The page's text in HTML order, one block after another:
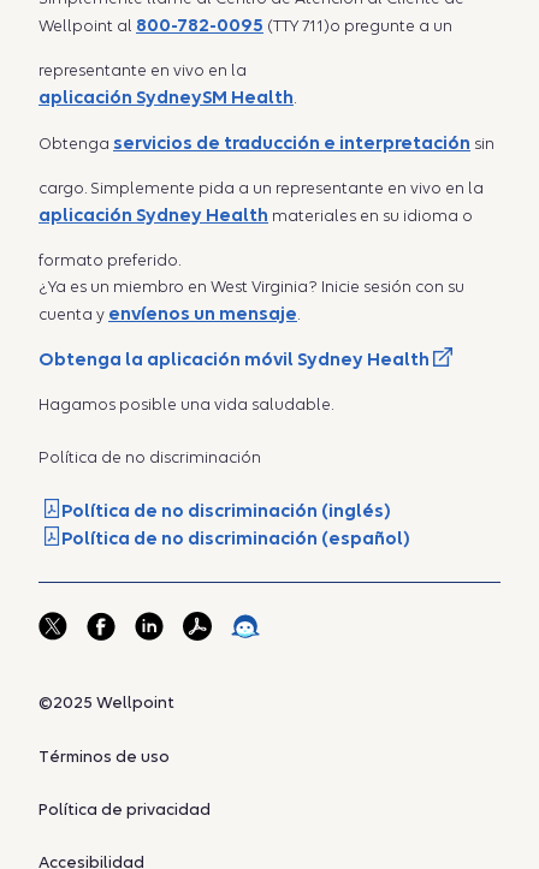
Wellpoint al 800-782-0095 (TTY 711)o pregunte a un
representante en vivo en la
aplicación SydneySM Health.
Obtenga servicios de traducción e interpretación sin
cargo. Simplemente pida a un representante en vivo en la
aplicación Sydney Health materiales en su idioma o
formato preferido.
¿Ya es un miembro en West Virginia? Inicie sesión con su
cuenta y envíenos un mensaje.
Obtenga la aplicación móvil Sydney Health
Hagamos posible una vida saludable.
Política de no discriminación
Política de no discriminación (inglés)
Política de no discriminación (español)
©2025 Wellpoint
Términos de uso
Política de privacidad
Accesibilidad